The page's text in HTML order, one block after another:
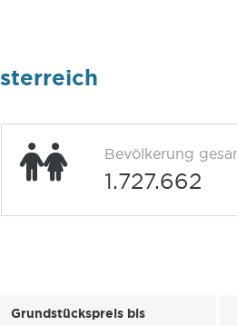
Bevölkerung
1.727.662
Grundstückspreis bis